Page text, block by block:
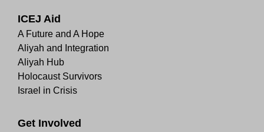
ICEJ Aid
A Future and A Hope
Aliyah and Integration
Aliyah Hub
Holocaust Survivors
Israel in Crisis
Get Involved